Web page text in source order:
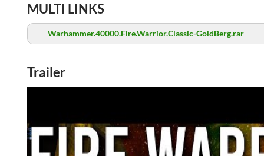
MULTI LINKS
Warhammer.40000.Fire.Warrior.Classic-GoldBerg.rar
Trailer